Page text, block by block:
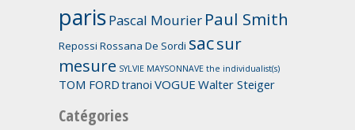
parisPascal Mourier Paul Smith
Repossi Rossana De Sordi sacsur
mesure SYLVIE MAYSONNAVE the individualist(s)
TOM FORD tranoi VOGUE Walter Steiger
Catégories